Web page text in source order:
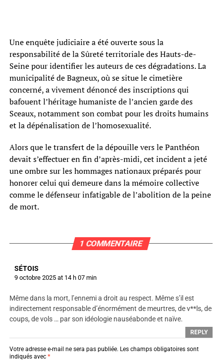
Une enquête judiciaire a été ouverte sous la
responsabilité de la Sûreté territoriale des Hauts-de-
Seine pour identifier les auteurs de ces dégradations. La
municipalité de Bagneux, où se situe le cimetière
concerné, a vivement dénoncé des inscriptions qui
bafouent l’héritage humaniste de l’ancien garde des
Sceaux, notamment son combat pour les droits humains
et la dépénalisation de l’homosexualité.
Alors que le transfert de la dépouille vers le Panthéon
devait s’effectuer en fin d’après-midi, cet incident a jeté
une ombre sur les hommages nationaux préparés pour
honorer celui qui demeure dans la mémoire collective
comme le défenseur infatigable de l’abolition de la peine
de mort.
1 COMMENTAIRE
SÉTOIS
9 octobre 2025 at 14 h 07 min
Même dans la mort, l’ennemi a droit au respect. Même s’il est
indirectement responsable d’énormément de meurtres, de v**ls, de
coups, de vols … par son idéologie nauséabonde et naïve.
REPLY
Votre adresse e-mail ne sera pas publiée. Les champs obligatoires sont
indiqués avec *